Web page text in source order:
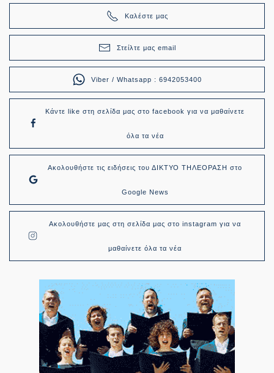
Καλέστε μας
Στείλτε μας email
Viber / Whatsapp : 6942053400
Κάντε like στη σελίδα μας στο facebook για να μαθαίνετε
όλα τα νέα
Ακολουθήστε τις ειδήσεις του ΔΙΚΤΥΟ ΤΗΛΕΟΡΑΣΗ στο
Google News
Ακολουθήστε μας στη σελίδα μας στο instagram για να
μαθαίνετε όλα τα νέα